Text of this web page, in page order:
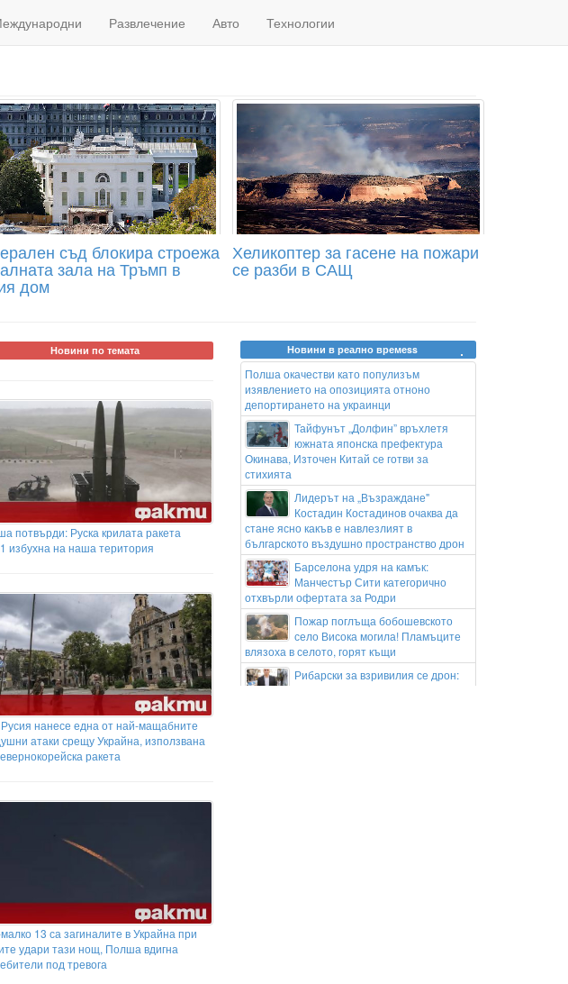
Развлечение Авто Технологии
съд блокира строежа
зала на Тръмп в
дом
Хеликоптер за гасене на пожари
се разби в САЩ
Новини по темата
потвърди: Руска крилата ракета
избухна на наша територия
Русия нанесе една от най-мащабните
атаки срещу Украйна, използвана
ракета
13 са загиналите в Украйна при
удари тази нощ, Полша вдигна
под тревога
Новини в реално времеss
Полша окачестви като популизъм
изявлението на опозицията отноно
депортирането на украинци
Тайфунът „Долфин” връхлетя
южната японска префектура
Окинава, Източен Китай се готви за
стихията
Лидерът на „Възраждане"
Костадин Костадинов очаква да
стане ясно какъв е навлезлият в
българското въздушно пространство дрон
Барселона удря на камък:
Манчестър Сити категорично
отхвърли офертата за Родри
Пожар поглъща бобошевското
село Висока могила! Пламъците
влязоха в селото, горят къщи
Рибарски за взривилия се дрон: